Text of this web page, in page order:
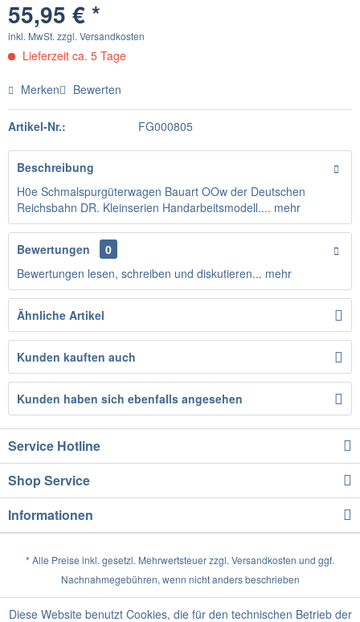
55,95 € *
inkl. MwSt. zzgl. Versandkosten
Lieferzeit ca. 5 Tage
Merken Bewerten
Artikel-Nr.: FG000805
Beschreibung
H0e Schmalspurgüterwagen Bauart OOw der Deutschen
Reichsbahn DR. Kleinserien Handarbeitsmodell.... mehr
Bewertungen
0
Bewertungen lesen, schreiben und diskutieren... mehr
Ähnliche Artikel
Kunden kauften auch
Kunden haben sich ebenfalls angesehen
Service Hotline
Shop Service
Informationen
* Alle Preise inkl. gesetzl. Mehrwertsteuer zzgl. Versandkosten und ggf.
Nachnahmegebühren, wenn nicht anders beschrieben
Diese Website benutzt Cookies, die für den technischen Betrieb der